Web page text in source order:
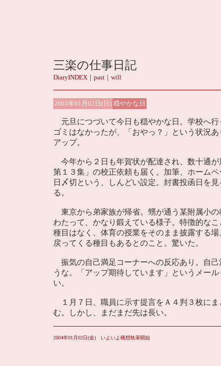
三楽の仕事日記
DiaryINDEX｜ past｜ will
2005年01月02日(日) 穏やかな日
元旦につづいて今日も穏やかな日。学校へ
ゴミはなかったが、「おやっ？」という状況
アップ。
今年から２日も年賀状が配達され、数十通
第１３集」の校正依頼も届く。加筆、ホーム
日〆切という、しんどい設定。封書投函日を
る。
東京から弟家族が帰省。甥が通う某附属小
わたって、かなり鍛えている様子。特徴的な
種目はなく、体育の授業をそのまま披露する
戻ってくる種目もあるとのこと。驚いた。
振気の自己満足コーナーへの反応あり。自
うな。「アップ期待しています」というメー
い。
１月７日、職員に示す提言をＡ４判３枚に
む。しかし、まだまだ先は長い。
2004年01月02日(金) いよいよ構想執筆開始